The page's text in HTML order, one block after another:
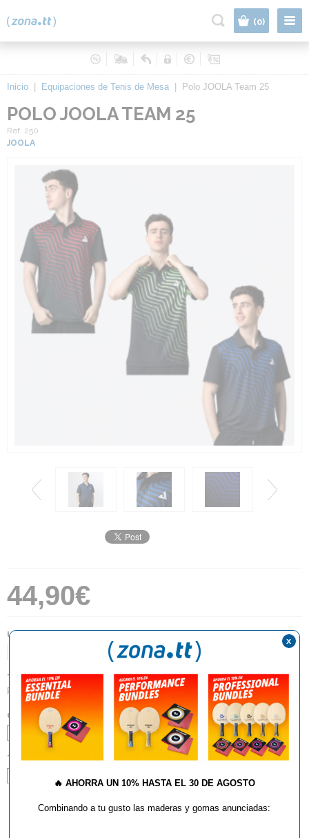
(0)
Inicio Equipaciones de Tenis de Mesa Polo JOOLA Team 25
POLO JOOLA TEAM 25
Ref. 250
JOOLA
44,90€
UNIDADES:
TIPO:
Polos
COLOR:
Rojo Verde
TALLA:
🔥 AHORRA UN 10% HASTA EL 30 DE AGOSTO
Combinando a tu gusto las maderas y gomas anunciadas:
x